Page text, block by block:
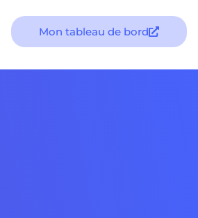
Mon tableau de bord